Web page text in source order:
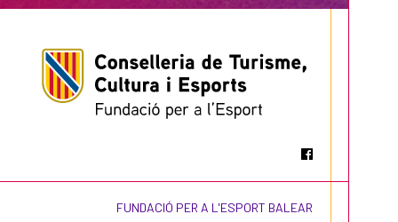
FUNDACIÓ PER A L'ESPORT BALEAR